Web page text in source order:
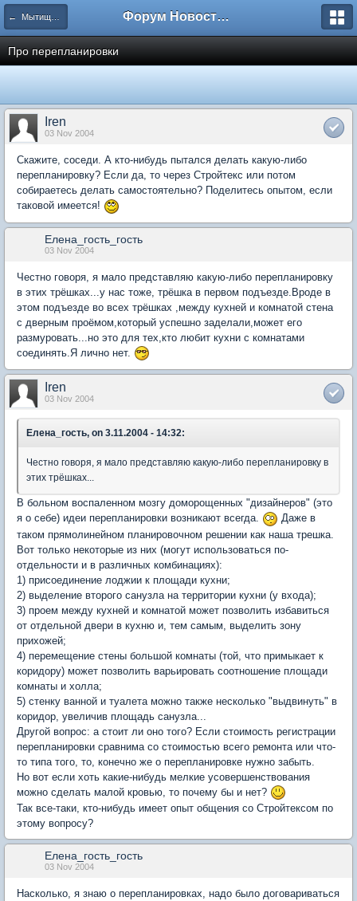
← Мытищи, Сукромка 21 Форум Новостройки
Про перепланировки
Iren
03 Nov 2004
Скажите, соседи. А кто-нибудь пытался делать какую-либо
перепланировку? Если да, то через Стройтекс или потом
собираетесь делать самостоятельно? Поделитесь опытом, если
таковой имеется!
Елена_гость_гость
03 Nov 2004
Честно говоря, я мало представляю какую-либо перепланировку
в этих трёшках...у нас тоже, трёшка в первом подъезде.Вроде в
этом подъезде во всех трёшках ,между кухней и комнатой стена
с дверным проёмом,который успешно заделали,может его
размуровать...но это для тех,кто любит кухни с комнатами
соединять.Я лично нет.
Iren
03 Nov 2004
Елена_гость, on 3.11.2004 - 14:32:
Честно говоря, я мало представляю какую-либо перепланировку в
этих трёшках...
В больном воспаленном мозгу доморощенных "дизайнеров" (это
я о себе) идеи перепланировки возникают всегда.
Даже в
таком прямолинейном планировочном решении как наша трешка.
Вот только некоторые из них (могут использоваться по-
отдельности и в различных комбинациях):
1) присоединение лоджии к площади кухни;
2) выделение второго санузла на территории кухни (у входа);
3) проем между кухней и комнатой может позволить избавиться
от отдельной двери в кухню и, тем самым, выделить зону
прихожей;
4) перемещение стены большой комнаты (той, что примыкает к
коридору) может позволить варьировать соотношение площади
комнаты и холла;
5) стенку ванной и туалета можно также несколько "выдвинуть" в
коридор, увеличив площадь санузла...
Другой вопрос: а стоит ли оно того? Если стоимость регистрации
перепланировки сравнима со стоимостью всего ремонта или что-
то типа того, то, конечно же о перепланировке нужно забыть.
Но вот если хоть какие-нибудь мелкие усовершенствования
можно сделать малой кровью, то почему бы и нет?
Так все-таки, кто-нибудь имеет опыт общения со Стройтексом по
этому вопросу?
Елена_гость_гость
03 Nov 2004
Насколько, я знаю о перепланировках, надо было договариваться